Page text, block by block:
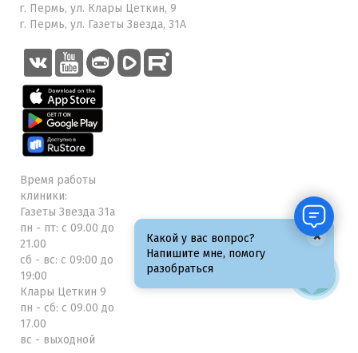
г. Пермь, ул. Клары Цеткин, 9
г. Пермь, ул. Газеты Звезда, 31А
Время работы
клиники:
Газеты Звезда 31а
пн - пт: с 09.00 до
21.00
сб - вс: с 09:00 до
19:00
Клары Цеткин 9
пн - сб: с 09.00 до
17.00
вс - выходной
Какой у вас вопрос?
Напишите мне, помогу
разобраться
×